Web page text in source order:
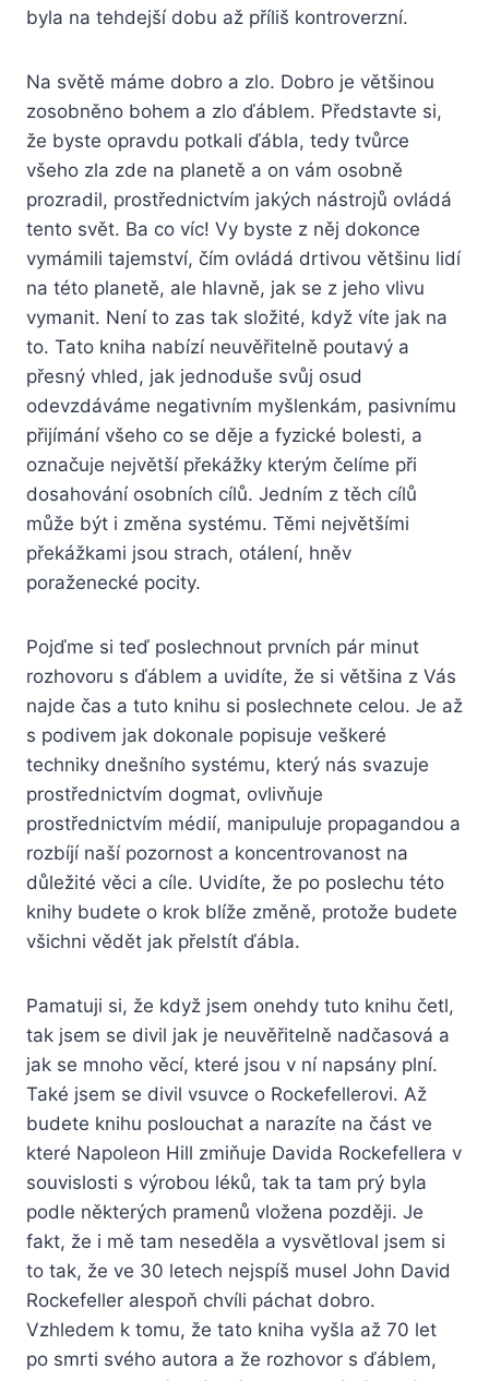
byla na tehdejší dobu až příliš kontroverzní.
Na světě máme dobro a zlo. Dobro je většinou
zosobněno bohem a zlo ďáblem. Představte si,
že byste opravdu potkali ďábla, tedy tvůrce
všeho zla zde na planetě a on vám osobně
prozradil, prostřednictvím jakých nástrojů ovládá
tento svět. Ba co víc! Vy byste z něj dokonce
vymámili tajemství, čím ovládá drtivou většinu lidí
na této planetě, ale hlavně, jak se z jeho vlivu
vymanit. Není to zas tak složité, když víte jak na
to. Tato kniha nabízí neuvěřitelně poutavý a
přesný vhled, jak jednoduše svůj osud
odevzdáváme negativním myšlenkám, pasivnímu
přijímání všeho co se děje a fyzické bolesti, a
označuje největší překážky kterým čelíme při
dosahování osobních cílů. Jedním z těch cílů
může být i změna systému. Těmi největšími
překážkami jsou strach, otálení, hněv
poraženecké pocity.
Pojďme si teď poslechnout prvních pár minut
rozhovoru s ďáblem a uvidíte, že si většina z Vás
najde čas a tuto knihu si poslechnete celou. Je až
s podivem jak dokonale popisuje veškeré
techniky dnešního systému, který nás svazuje
prostřednictvím dogmat, ovlivňuje
prostřednictvím médií, manipuluje propagandou a
rozbíjí naší pozornost a koncentrovanost na
důležité věci a cíle. Uvidíte, že po poslechu této
knihy budete o krok blíže změně, protože budete
všichni vědět jak přelstít ďábla.
Pamatuji si, že když jsem onehdy tuto knihu četl,
tak jsem se divil jak je neuvěřitelně nadčasová a
jak se mnoho věcí, které jsou v ní napsány plní.
Také jsem se divil vsuvce o Rockefellerovi. Až
budete knihu poslouchat a narazíte na část ve
které Napoleon Hill zmiňuje Davida Rockefellera v
souvislosti s výrobou léků, tak ta tam prý byla
podle některých pramenů vložena později. Je
fakt, že i mě tam neseděla a vysvětloval jsem si
to tak, že ve 30 letech nejspíš musel John David
Rockefeller alespoň chvíli páchat dobro.
Vzhledem k tomu, že tato kniha vyšla až 70 let
po smrti svého autora a že rozhovor s ďáblem,